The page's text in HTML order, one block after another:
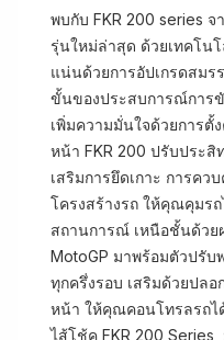
พบกับ FKR 200 series
รุ่นใหม่ล่าสุด ด้วยเทคโน
แน่นด้วยการอัปเกรดสม
ขั้นของประสบการณ์การ
เพิ่มความมั่นใจด้วยการ
หน้า FKR 200 ปรับประ
เสริมการยึดเกาะ การคว
โครงสร้างรถ ให้คุณคุมร
สถานการณ์ เหนือชั้นด้ว
MotoGP มาพร้อมตัวปรั
ทุกครึ่งรอบ เสริมด้วยปล
หน้า ให้คุณคอนโทรลรถไ
ไส้โช้ค FKR 200